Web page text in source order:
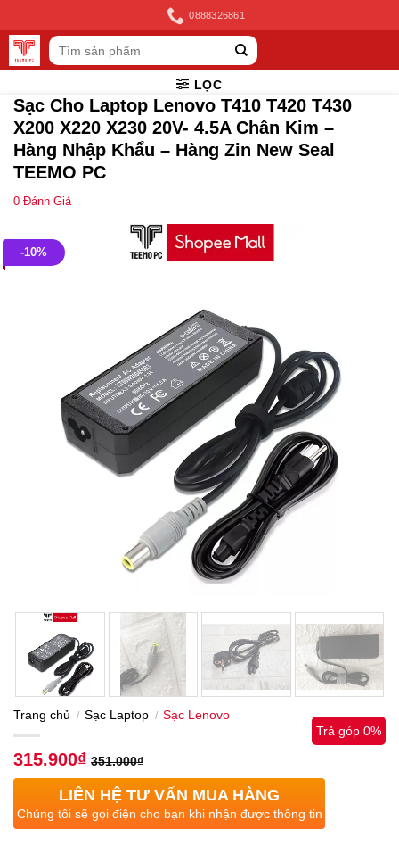
to
content
0888326861
Tìm
kiếm:
LỌC
Sạc Cho Laptop Lenovo T410 T420 T430
X200 X220 X230 20V- 4.5A Chân Kim –
Hàng Nhập Khẩu – Hàng Zin New Seal
TEEMO PC
0 Đánh Giá
-10%
Trang chủ / Sạc Laptop / Sạc Lenovo
315.900₫ 351.000₫
Trả góp 0%
LIÊN HỆ TƯ VẤN MUA HÀNG
Chúng tôi sẽ gọi điện cho bạn khi nhận được thông tin